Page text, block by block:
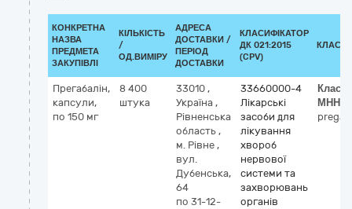
КОНКРЕТНА
НАЗВА
ПРЕДМЕТА
ЗАКУПІВЛІ
КІЛЬКІСТЬ
/
ОД.ВИМІРУ
АДРЕСА
ДОСТАВКИ /
ПЕРІОД
ДОСТАВКИ
КЛАСИФІКАТОР
ДК 021:2015
(CPV)
Прегабалін,
капсули,
по 150 мг
8 400
штука
33010 ,
Україна ,
Рівненська
область ,
м. Рівне ,
вул.
Дубенська,
64
по 31-12-
33660000-4
Лікарські
засоби для
лікування
хвороб
нервової
системи та
захворювань
органів
МНН